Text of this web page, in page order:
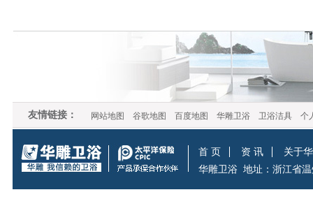
友情链接： 网站地图 谷歌地图 百度地图 华雕卫浴 卫浴洁具 个
首 页 资 讯
关于
华雕卫浴 地址：浙江省